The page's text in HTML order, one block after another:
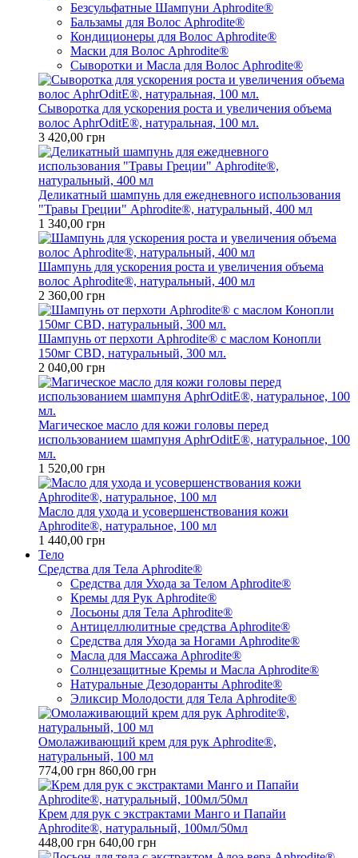
Безсульфатные Шампуни Aphrodite®
Бальзамы для Волос Aphrodite®
Кондиционеры для Волос Aphrodite®
Маски для Волос Aphrodite®
Сыворотки и Масла для Волос Aphrodite®
Сыворотка для ускорения роста и увеличения объема
волос AphrOditE®, натуральная, 100 мл.
3 420,00 грн
Деликатный шампунь для ежедневного использования
"Травы Греции" Aphrodite®, натуральный, 400 мл
1 340,00 грн
Шампунь для ускорения роста и увеличения объема
волос Aphrodite®, натуральный, 400 мл
2 360,00 грн
Шампунь от перхоти Aphrodite® с маслом Конопли
150мг CBD, натуральный, 300 мл.
2 040,00 грн
Магическое масло для кожи головы перед
использованием шампуня AphrOditE®, натуральное, 100
мл.
1 520,00 грн
Масло для ухода и усовершенствования кожи
Aphrodite®, натуральное, 100 мл
1 440,00 грн
Тело
Средства для Тела Aphrodite®
Средства для Ухода за Телом Aphrodite®
Кремы для Рук Aphrodite®
Лосьоны для Тела Aphrodite®
Антицеллюлитные средства Aphrodite®
Средства для Ухода за Ногами Aphrodite®
Масла для Массажа Aphrodite®
Солнцезащитные Кремы и Масла Aphrodite®
Натуральные Дезодоранты Aphrodite®
Эликсир Молодости для Тела Aphrodite®
Омолаживающий крем для рук Aphrodite®,
натуральный, 100 мл
774,00 грн 860,00 грн
Крем для рук с экстрактами Манго и Папайи
Aphrodite®, натуральный, 100мл/50мл
448,00 грн 640,00 грн